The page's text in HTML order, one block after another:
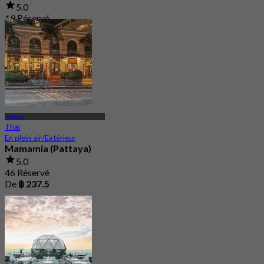
5.0
19 Réservé
De฿ 497.5
Pattaya
Thaï
En plein air/Extérieur
Mamamia (Pattaya)
5.0
46 Réservé
De ฿ 237.5